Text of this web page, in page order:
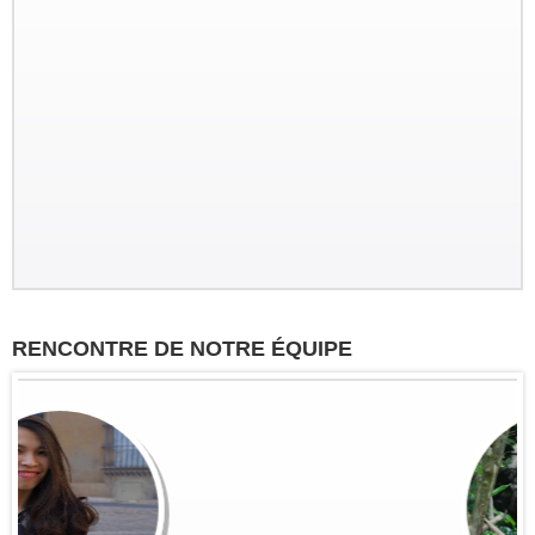
RENCONTRE DE NOTRE ÉQUIPECircuit sur mesure à la découverte
du haut Tonkin du 3 nov au 16 nov
2022: Hanoi - Bac Ha - Marché Can
Groupe: VAR VIETNAM PASSION
Voyage à la carte du 4 oct au 19 oct
2022: Marseille - Hanoi - Croisière